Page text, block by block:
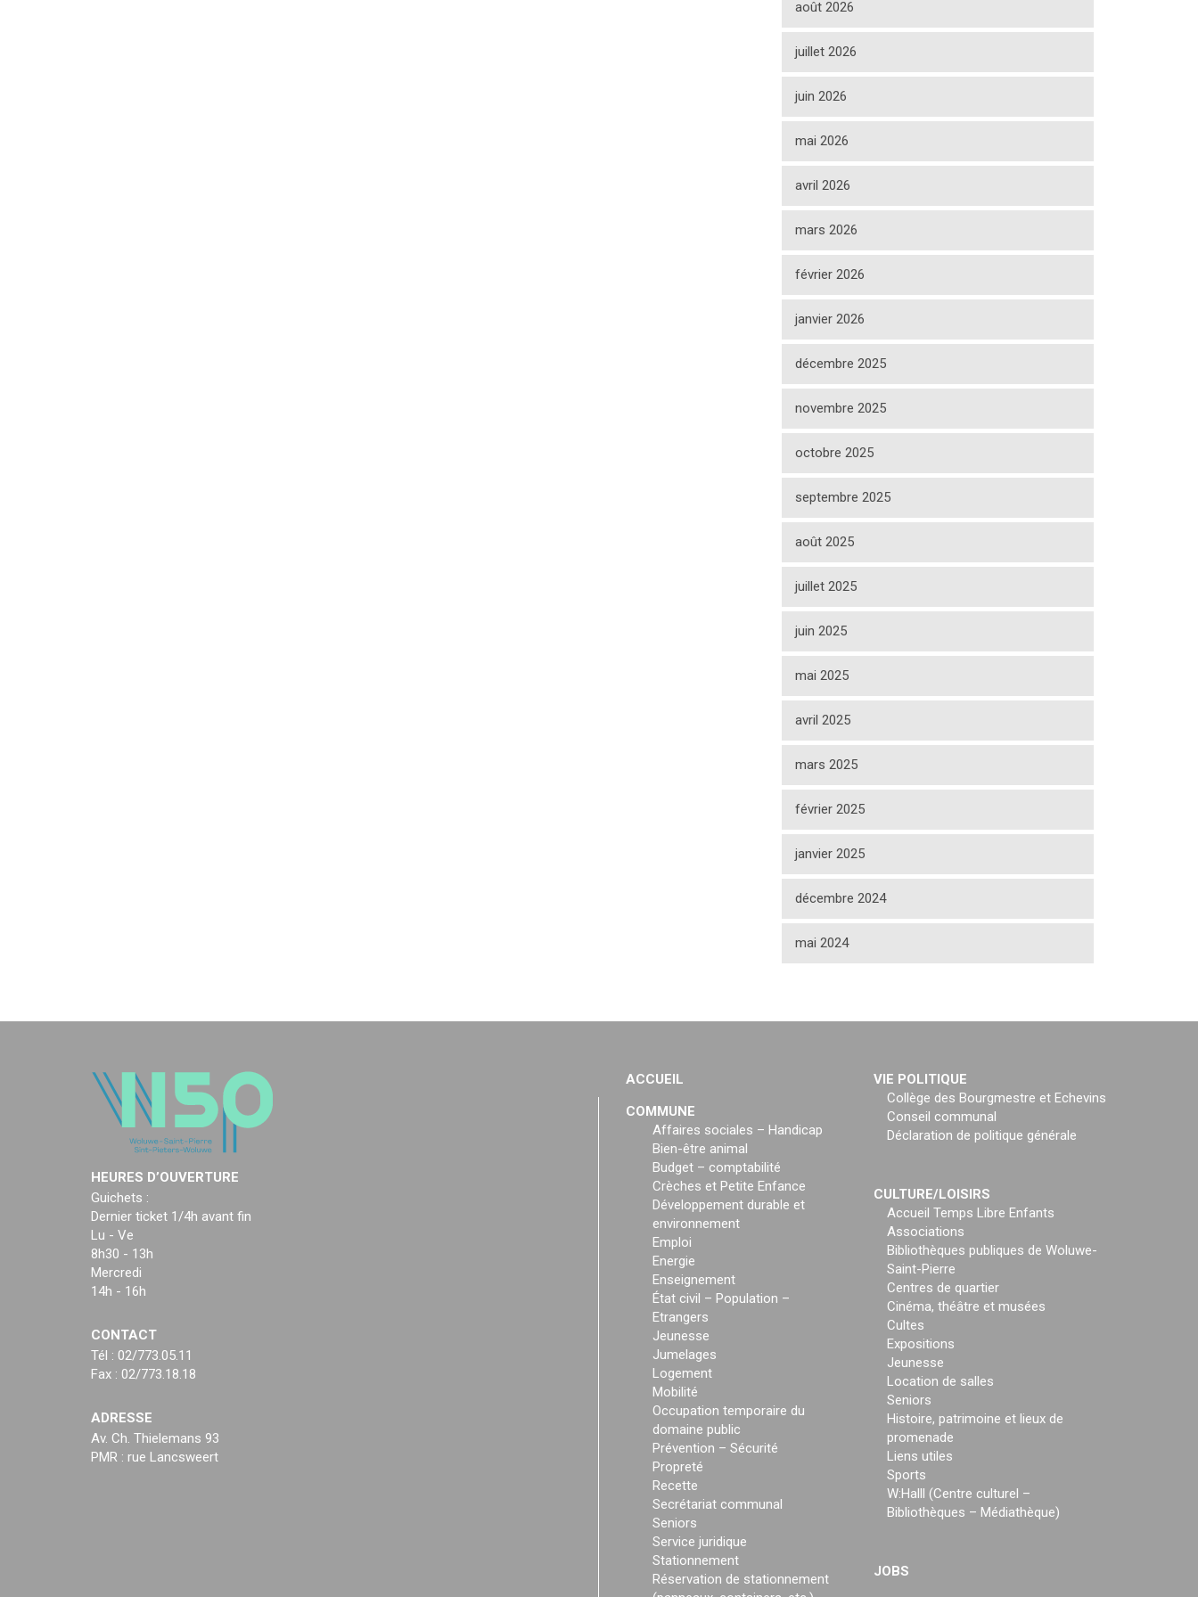
août 2026
juillet 2026
juin 2026
mai 2026
avril 2026
mars 2026
février 2026
janvier 2026
décembre 2025
novembre 2025
octobre 2025
septembre 2025
août 2025
juillet 2025
juin 2025
mai 2025
avril 2025
mars 2025
février 2025
janvier 2025
décembre 2024
mai 2024
HEURES D’OUVERTURE
Guichets :
Dernier ticket 1/4h avant fin
Lu - Ve
8h30 - 13h
Mercredi
14h - 16h
CONTACT
Tél : 02/773.05.11
Fax : 02/773.18.18
ADRESSE
Av. Ch. Thielemans 93
PMR : rue Lancsweert
ACCUEIL
COMMUNE
Affaires sociales – Handicap
Bien-être animal
Budget – comptabilité
Crèches et Petite Enfance
Développement durable et
environnement
Emploi
Energie
Enseignement
État civil – Population –
Etrangers
Jeunesse
Jumelages
Logement
Mobilité
Occupation temporaire du
domaine public
Prévention – Sécurité
Propreté
Recette
Secrétariat communal
Seniors
Service juridique
Stationnement
Réservation de stationnement
VIE POLITIQUE
Collège des Bourgmestre et Echevins
Conseil communal
Déclaration de politique générale
CULTURE/LOISIRS
Accueil Temps Libre Enfants
Associations
Bibliothèques publiques de Woluwe-
Saint-Pierre
Centres de quartier
Cinéma, théâtre et musées
Cultes
Expositions
Jeunesse
Location de salles
Seniors
Histoire, patrimoine et lieux de
promenade
Liens utiles
Sports
W:Halll (Centre culturel –
Bibliothèques – Médiathèque)
JOBS